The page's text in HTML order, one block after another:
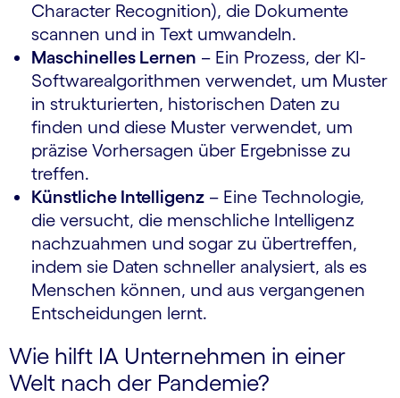
Character Recognition), die Dokumente
scannen und in Text umwandeln.
Maschinelles Lernen – Ein Prozess, der KI-
Softwarealgorithmen verwendet, um Muster
in strukturierten, historischen Daten zu
finden und diese Muster verwendet, um
präzise Vorhersagen über Ergebnisse zu
treffen.
Künstliche Intelligenz – Eine Technologie,
die versucht, die menschliche Intelligenz
nachzuahmen und sogar zu übertreffen,
indem sie Daten schneller analysiert, als es
Menschen können, und aus vergangenen
Entscheidungen lernt.
Wie hilft IA Unternehmen in einer
Welt nach der Pandemie?